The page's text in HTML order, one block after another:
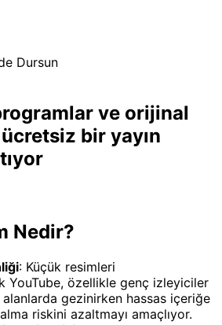
Dursun
ve orijinal
bir yayın
Nedir?
: Küçük resimleri
YouTube, özellikle genç izleyiciler
alanlarda gezinirken hassas içeriğe
riskini azaltmayı amaçlıyor.